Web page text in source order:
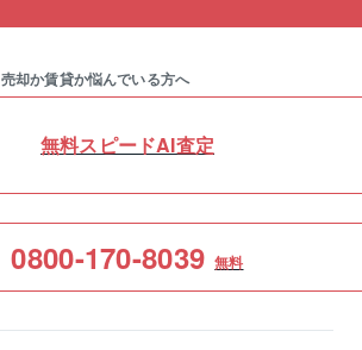
売却か賃貸か悩んでいる方へ
無料スピードAI査定
0800-170-8039 無料